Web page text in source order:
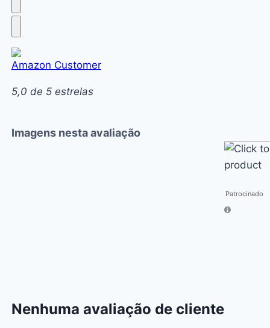
Amazon Customer
5,0 de 5 estrelas
Imagens nesta avaliação
Nenhuma avaliação de cliente
to
learn
Patrocinado